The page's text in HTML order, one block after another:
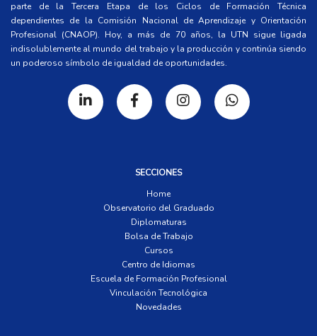
parte de la Tercera Etapa de los Ciclos de Formación Técnica
dependientes de la Comisión Nacional de Aprendizaje y Orientación
Profesional (CNAOP). Hoy, a más de 70 años, la UTN sigue ligada
indisolublemente al mundo del trabajo y la producción y continúa siendo
un poderoso símbolo de igualdad de oportunidades.
SECCIONES
Home
Observatorio del Graduado
Diplomaturas
Bolsa de Trabajo
Cursos
Centro de Idiomas
Escuela de Formación Profesional
Vinculación Tecnológica
Novedades